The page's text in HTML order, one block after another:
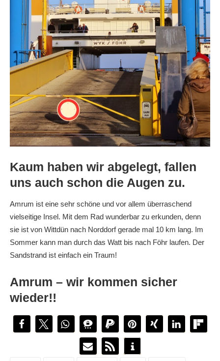
Kaum haben wir abgelegt, fallen
uns auch schon die Augen zu.
Amrum ist eine sehr schöne und vor allem überraschend
vielseitige Insel. Mit dem Rad wunderbar zu erkunden, denn
sie ist von Wittdün nach Norddorf gerade mal 10 km lang. Im
Sommer kann man durch das Watt bis nach Föhr laufen. Der
Sandstrand ist einfach ein Traum!
Amrum – wir kommen sicher
wieder!!